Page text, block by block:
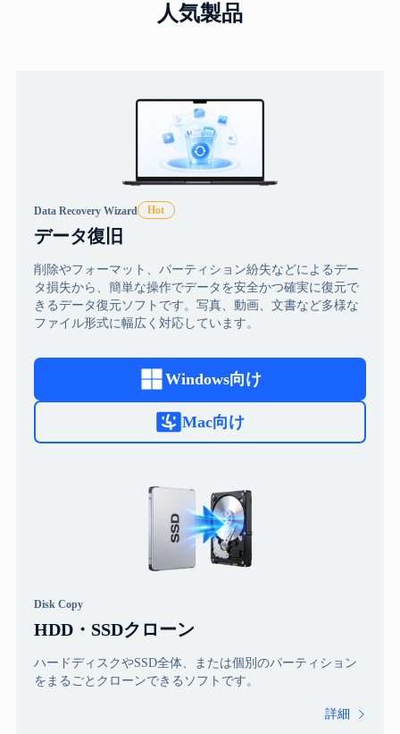
人気製品
Data Recovery Wizard
データ復旧
削除やフォーマット、パーティション紛失などによるデー
タ損失から、簡単な操作でデータを安全かつ確実に復元で
きるデータ復元ソフトです。写真、動画、文書など多様な
ファイル形式に幅広く対応しています。
Windows向け
Mac向け
Disk Copy
HDD・SSDクローン
ハードディスクやSSD全体、または個別のパーティション
をまるごとクローンできるソフトです。
詳細 